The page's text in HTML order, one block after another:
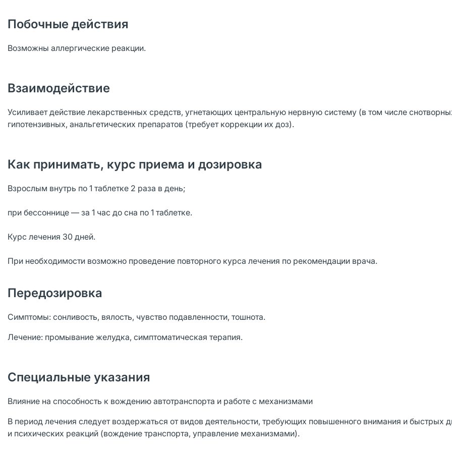
Побочные действия
Возможны аллергические реакции.
Взаимодействие
Усиливает действие лекарственных средств, угнетающих центральную нервную систему (в том числе
гипотензивных, анальгетических препаратов (требует коррекции их доз).
Как принимать, курс приема и дозировка
Взрослым внутрь по 1 таблетке 2 раза в день;
при бессоннице — за 1 час до сна по 1 таблетке.
Курс лечения 30 дней.
При необходимости возможно проведение повторного курса лечения по рекомендации врача.
Передозировка
Симптомы: сонливость, вялость, чувство подавленности, тошнота.
Лечение: промывание желудка, симптоматическая терапия.
Специальные указания
Влияние на способность к вождению автотранспорта и работе с механизмами
В период лечения следует воздержаться от видов деятельности, требующих повышенного внимания и быстрых
и психических реакций (вождение транспорта, управление механизмами).